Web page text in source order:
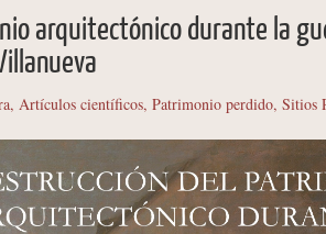
arquitectónico durante la
,Artículos científicos,Patrimonio perdido,Sitios